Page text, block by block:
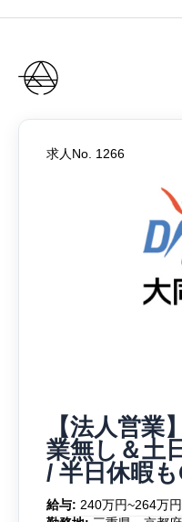
求人No. 1266
【法人営業
業無し＆土
/ 半日休暇
給与: 240万円~264万円